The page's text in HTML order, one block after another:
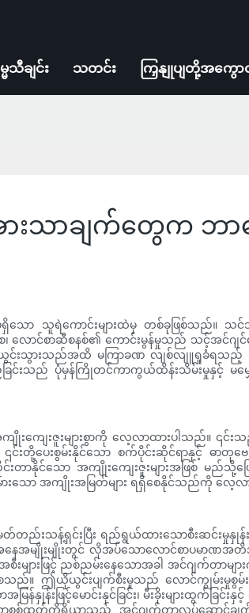
မသီချင်း သတင်း ကြှနျုပျတို့အကွောင
ားသာချက်တွေက ဘ
သော သူရဲကောင်းများထဲမှ တစ်ခုဖြစ်သည်။ သင်
စေ၊ လောင်စာဆီစနစ်၏ ကောင်းမွန်မှုသည် သင့်အ
ားသည်အထိ မကြာခဏ လျစ်လျူရှုခံရသည့် အစိ
သည် ပုံမှန်ကြိုတင်ကာကွယ်ထိန်းသိမ်းမှုနှင့် မမျှေ
ေးဇူးများစွာကို လေ့လာထားပါသည်။ ၎င်းသ
ေးစွမ်းနိုင်သော စက်ပိုင်းဆိုင်ရာနှင့် ဓာတုဗေ
ာနိုင်သော အကျိုးကျေးဇူးများအဖြစ် မည်သို့
သော အကျိုးအမြတ်များ ရရှိစေနိုင်သည်ကို လေ့
န့်ရှင်းပြီး ရည်ရွယ်ထားသောစီးဆင်းမှုနှုန်းတွင်
အမျိုးမျိုးတွင် လိုအပ်သောလောင်စာပမာဏအ
းများဖြင့် ညစ်ညမ်းနေသောအခါ အင်ဂျက်တာ
ျစေသည်။ ဤယိုယွင်းပျက်စီးမှုသည် လောင်ကျွမ်းမှု
န်းဖြင့်မောင်းနှင်ခြင်း၊ မီးခိုးများထွက်ခြင်းနှ
ရှိသောစစ်ထုတ်ကိရိယာသည် အင်ဂျက်တာလုပ်ဆောင်ခ